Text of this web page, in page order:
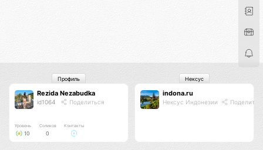
Rezida Nezabudka
id1064 Поделиться
Уровень
10
Соликов
0
Контакты
Профиль
indona.ru
Нексус Индонезии
Нексус